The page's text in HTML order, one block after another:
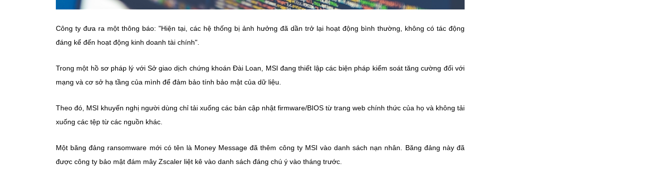
Công ty đưa ra một thông báo: "Hiện tại, các hệ thống bị ảnh hưởng đã dần trở lại hoạt động bình thường, không có tác động
đáng kể đến hoạt động kinh doanh tài chính".
Trong một hồ sơ pháp lý với Sở giao dịch chứng khoán Đài Loan, MSI đang thiết lập các biện pháp kiểm soát tăng cường đối với
mạng và cơ sở hạ tầng của mình để đảm bảo tính bảo mật của dữ liệu.
Theo đó, MSI khuyến nghị người dùng chỉ tải xuống các bản cập nhật firmware/BIOS từ trang web chính thức của họ và không tải
xuống các tệp từ các nguồn khác.
Một băng đảng ransomware mới có tên là Money Message đã thêm công ty MSI vào danh sách nạn nhân. Băng đảng này đã
được công ty bảo mật đám mây Zscaler liệt kê vào danh sách đáng chú ý vào tháng trước.